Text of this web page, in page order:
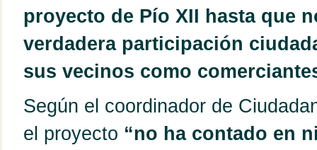
proyecto de Pío XII hasta que
verdadera participación
sus vecinos como
Según el coordinador de
el proyecto “no ha contado en